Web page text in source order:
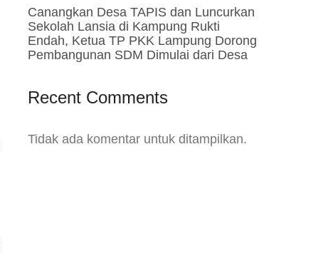
Canangkan Desa TAPIS dan Luncurkan
Sekolah Lansia di Kampung Rukti
Endah, Ketua TP PKK Lampung Dorong
Pembangunan SDM Dimulai dari Desa
Recent Comments
Tidak ada komentar untuk ditampilkan.